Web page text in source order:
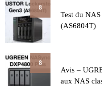
8
Test du
(AS6804T)
8
Avis –
aux NAS